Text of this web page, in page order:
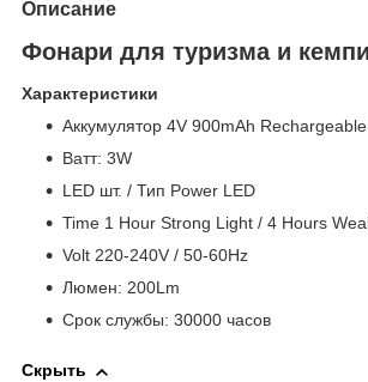
Описание
Фонари для туризма и
Характеристики
Aккумулятор 4V 900mAh
Bатт: 3W
LED шт. / Тип Power LED
Time 1 Hour Strong Light / 4 Hours
Volt 220-240V / 50-60Hz
Люмен: 200Lm
Срок службы: 30000 часов
Скрыть